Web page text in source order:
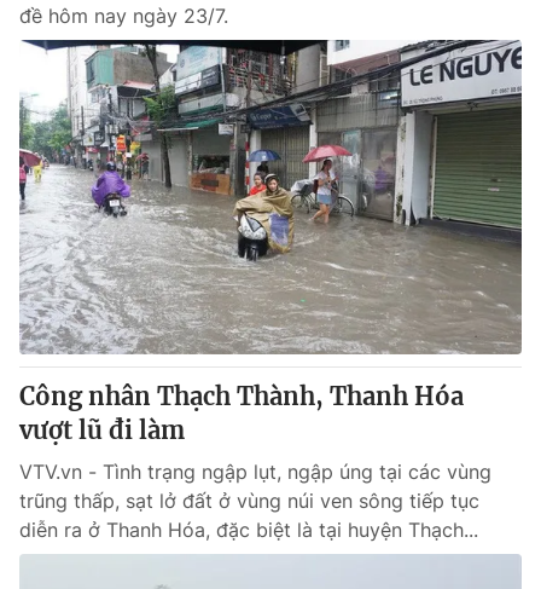
đề hôm nay ngày 23/7.
Công nhân Thạch Thành, Thanh Hóa
vượt lũ đi làm
VTV.vn - Tình trạng ngập lụt, ngập úng tại các vùng
trũng thấp, sạt lở đất ở vùng núi ven sông tiếp tục
diễn ra ở Thanh Hóa, đặc biệt là tại huyện Thạch...